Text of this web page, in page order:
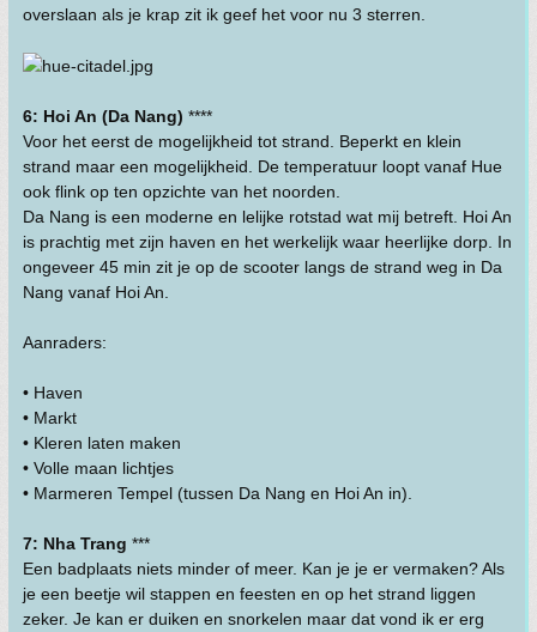
overslaan als je krap zit ik geef het voor nu 3 sterren.
6: Hoi An (Da Nang) ****
Voor het eerst de mogelijkheid tot strand. Beperkt en klein
strand maar een mogelijkheid. De temperatuur loopt vanaf Hue
ook flink op ten opzichte van het noorden.
Da Nang is een moderne en lelijke rotstad wat mij betreft. Hoi An
is prachtig met zijn haven en het werkelijk waar heerlijke dorp. In
ongeveer 45 min zit je op de scooter langs de strand weg in Da
Nang vanaf Hoi An.
Aanraders:
• Haven
• Markt
• Kleren laten maken
• Volle maan lichtjes
• Marmeren Tempel (tussen Da Nang en Hoi An in).
7: Nha Trang ***
Een badplaats niets minder of meer. Kan je je er vermaken? Als
je een beetje wil stappen en feesten en op het strand liggen
zeker. Je kan er duiken en snorkelen maar dat vond ik er erg